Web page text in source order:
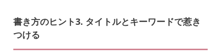
書き方のヒント3. タイトルとキーワードで惹き
つける